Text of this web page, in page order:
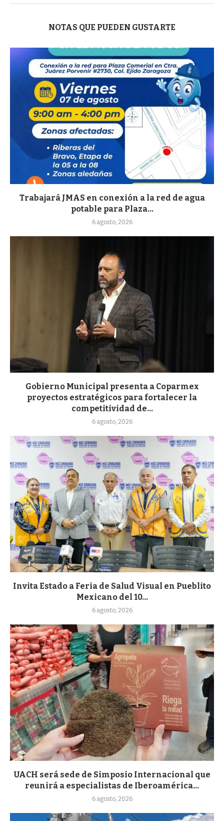
NOTAS QUE PUEDEN GUSTARTE
Trabajará JMAS en conexión a la red de agua
potable para Plaza...
6 agosto, 2026
Gobierno Municipal presenta a Coparmex
proyectos estratégicos para fortalecer la
competitividad de...
6 agosto, 2026
Invita Estado a Feria de Salud Visual en Pueblito
Mexicano del 10...
6 agosto, 2026
UACH será sede de Simposio Internacional que
reunirá a especialistas de Iberoamérica...
6 agosto, 2026